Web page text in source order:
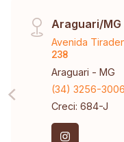
Araguari/MG
Avenida
238
Araguari - MG
(34) 3256-3006
Creci: 684-J